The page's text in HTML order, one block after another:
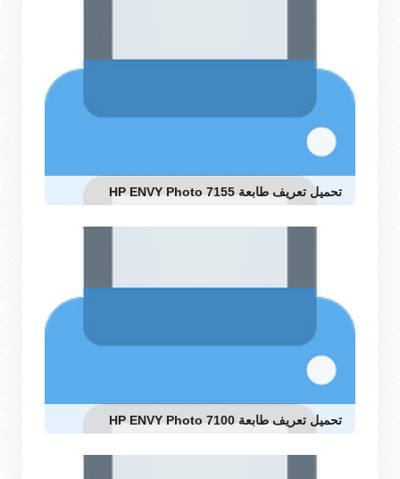
تحميل تعريف طابعة HP ENVY Photo 7155
تحميل تعريف طابعة HP ENVY Photo 7100